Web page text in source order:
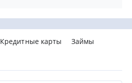
Кредитные карты Займы